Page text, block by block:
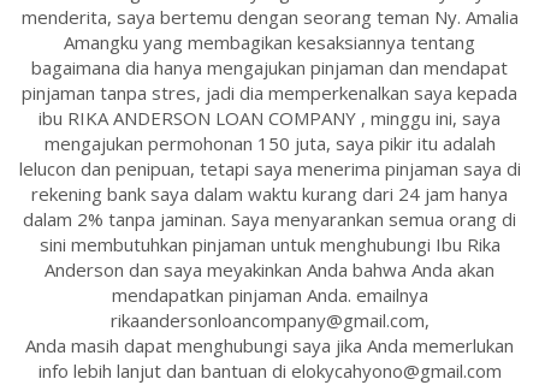
menderita, saya bertemu dengan seorang teman Ny. Amalia
Amangku yang membagikan kesaksiannya tentang
bagaimana dia hanya mengajukan pinjaman dan mendapat
pinjaman tanpa stres, jadi dia memperkenalkan saya kepada
ibu RIKA ANDERSON LOAN COMPANY , minggu ini, saya
mengajukan permohonan 150 juta, saya pikir itu adalah
lelucon dan penipuan, tetapi saya menerima pinjaman saya di
rekening bank saya dalam waktu kurang dari 24 jam hanya
dalam 2% tanpa jaminan. Saya menyarankan semua orang di
sini membutuhkan pinjaman untuk menghubungi Ibu Rika
Anderson dan saya meyakinkan Anda bahwa Anda akan
mendapatkan pinjaman Anda. emailnya
rikaandersonloancompany@gmail.com,
Anda masih dapat menghubungi saya jika Anda memerlukan
info lebih lanjut dan bantuan di elokycahyono@gmail.com